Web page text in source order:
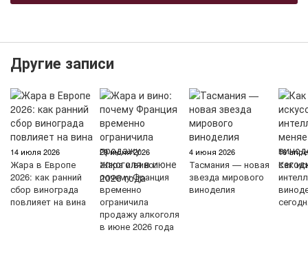
Другие записи
14 июля 2026
Жара в Европе
2026: как ранний
сбор винограда
повлияет на вина
29 июня 2026
Жара и вино:
почему Франция
временно
ограничила
продажу алкоголя
в июне 2026 года
4 июня 2026
Тасмания — новая
звезда мирового
виноделия
16
Как